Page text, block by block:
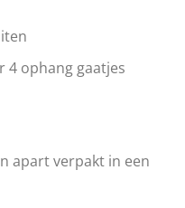
4 ophang gaatjes
apart verpakt in een